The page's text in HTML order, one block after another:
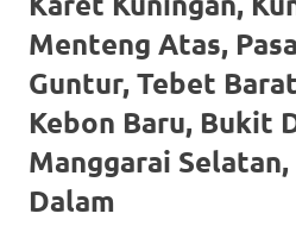
visit
the
website
fake
rolex.
Menteng Atas,
Guntur, Tebet
Kebon Baru, Bukit
Manggarai
Dalam